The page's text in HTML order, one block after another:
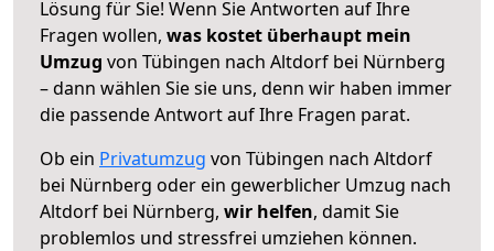
Lösung für Sie! Wenn Sie Antworten auf Ihre
Fragen wollen, was kostet überhaupt mein
Umzug von Tübingen nach Altdorf bei Nürnberg
– dann wählen Sie sie uns, denn wir haben immer
die passende Antwort auf Ihre Fragen parat.
Ob ein Privatumzug von Tübingen nach Altdorf
bei Nürnberg oder ein gewerblicher Umzug nach
Altdorf bei Nürnberg, wir helfen, damit Sie
problemlos und stressfrei umziehen können.